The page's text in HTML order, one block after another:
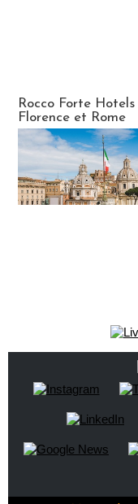
Rocco Forte
Florence et Rome